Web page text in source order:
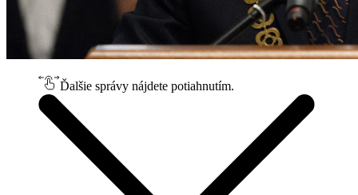
Ďalšie správy nájdete potiahnutím.